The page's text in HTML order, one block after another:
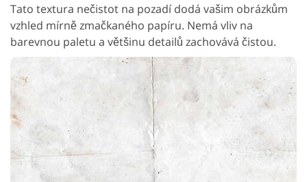
Tato textura nečistot na pozadí dodá vašim obrázkům
vzhled mírně zmačkaného papíru. Nemá vliv na
barevnou paletu a většinu detailů zachovává čistou.